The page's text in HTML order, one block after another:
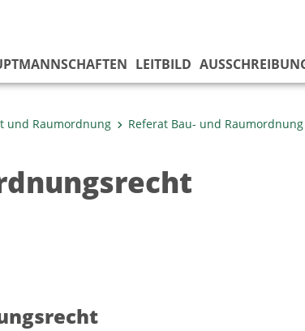
LEITBILD
und Raumordnung Referat Bau- und Raumordnung